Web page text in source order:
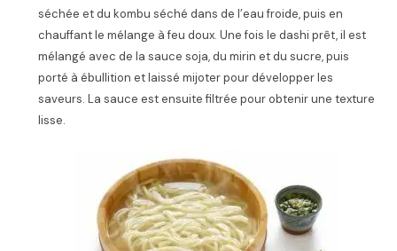
séchée et du kombu séché dans de l’eau froide, puis en
chauffant le mélange à feu doux. Une fois le dashi prêt, il est
mélangé avec de la sauce soja, du mirin et du sucre, puis
porté à ébullition et laissé mijoter pour développer les
saveurs. La sauce est ensuite filtrée pour obtenir une texture
lisse.